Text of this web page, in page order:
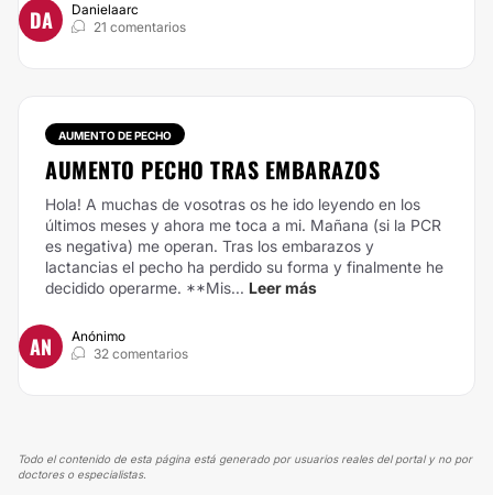
DA
Danielaarc
21 comentarios
AUMENTO DE PECHO
AUMENTO PECHO TRAS EMBARAZOS
Hola! A muchas de vosotras os he ido leyendo en los
últimos meses y ahora me toca a mi. Mañana (si la PCR
es negativa) me operan. Tras los embarazos y
lactancias el pecho ha perdido su forma y finalmente he
decidido operarme. **Mis... Leer más
AN
Anónimo
32 comentarios
Todo el contenido de esta página está generado por usuarios reales del portal y no por
doctores o especialistas.